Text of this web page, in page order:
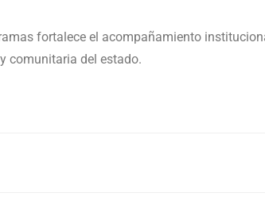
fortalece el acompañamiento
comunitaria del estado.